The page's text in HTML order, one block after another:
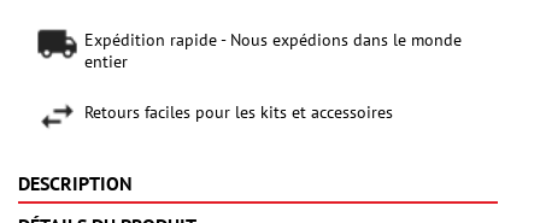
Expédition rapide - Nous expédions dans le monde
entier
Retours faciles pour les kits et accessoires
DESCRIPTION